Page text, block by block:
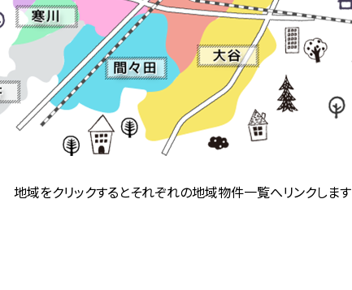
地域をクリックするとそれぞれの地域物件一覧へリンクします